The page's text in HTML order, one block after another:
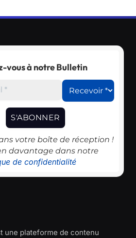
vous à notre Bulletin
votre boîte de réception !
davantage dans notre
de confidentialité
une plateforme de contenu